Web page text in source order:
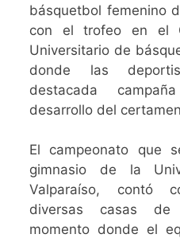
básquetbol femenino
con el trofeo en el
Universitario de
donde las
destacada
desarrollo del
El campeonato que
gimnasio de la
Valparaíso, contó
diversas casas
momento donde el